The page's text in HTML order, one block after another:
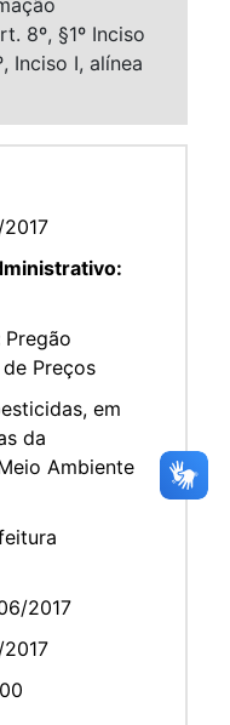
8º, §1º Inciso
Inciso I, alínea
Pregão
Preços
em
da
Ambiente
2017